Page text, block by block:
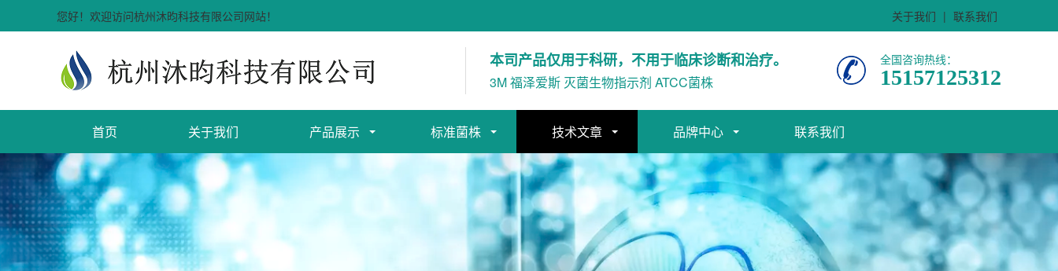
您好！欢迎访问杭州沐昀科技有限公司网站！ 关于我们 | 联系我们
本司产品仅用于科研，不用于临床诊断和治疗。
3M 福泽爱斯 灭菌生物指示剂 ATCC菌株
全国咨询热线：
15157125312
首页 关于我们 产品展示 标准菌株 技术文章 品牌中心 联系我们